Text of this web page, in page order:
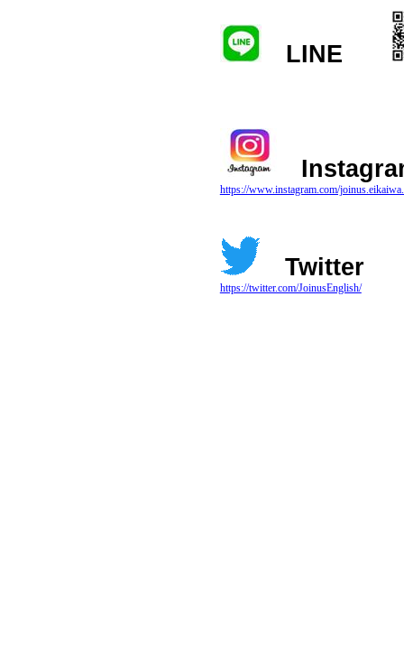
LINE
https://www.instagram.com/
Twitter
https://twitter.com/JoinusEnglish/